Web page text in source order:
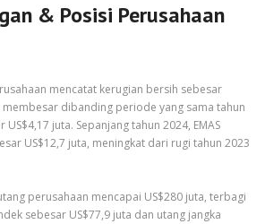
& Posisi Perusahaan
mencatat kerugian bersih sebesar
membesar dibanding periode yang sama tahun
juta. Sepanjang tahun 2024, EMAS
US$12,7 juta, meningkat dari rugi tahun 2023
perusahaan mencapai US$280 juta, terbagi
sebesar US$77,9 juta dan utang jangka